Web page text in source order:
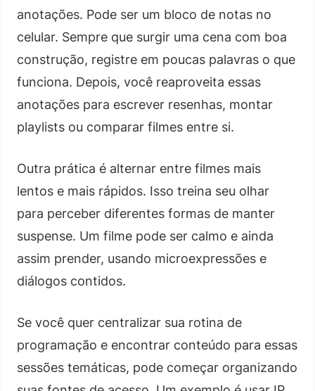
anotações. Pode ser um bloco de notas no
celular. Sempre que surgir uma cena com boa
construção, registre em poucas palavras o que
funciona. Depois, você reaproveita essas
anotações para escrever resenhas, montar
playlists ou comparar filmes entre si.
Outra prática é alternar entre filmes mais
lentos e mais rápidos. Isso treina seu olhar
para perceber diferentes formas de manter
suspense. Um filme pode ser calmo e ainda
assim prender, usando microexpressões e
diálogos contidos.
Se você quer centralizar sua rotina de
programação e encontrar conteúdo para essas
sessões temáticas, pode começar organizando